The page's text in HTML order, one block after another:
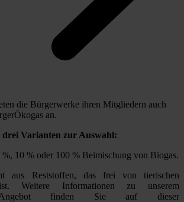
die Bürgerwerke ihren Mitgliedern auch
an.
drei Varianten zur Auswahl:
10 % oder 100 % Beimischung von Biogas.
aus Reststoffen, das frei von tierischen
ist. Weitere Informationen zu unserem
Angebot finden Sie auf dieser